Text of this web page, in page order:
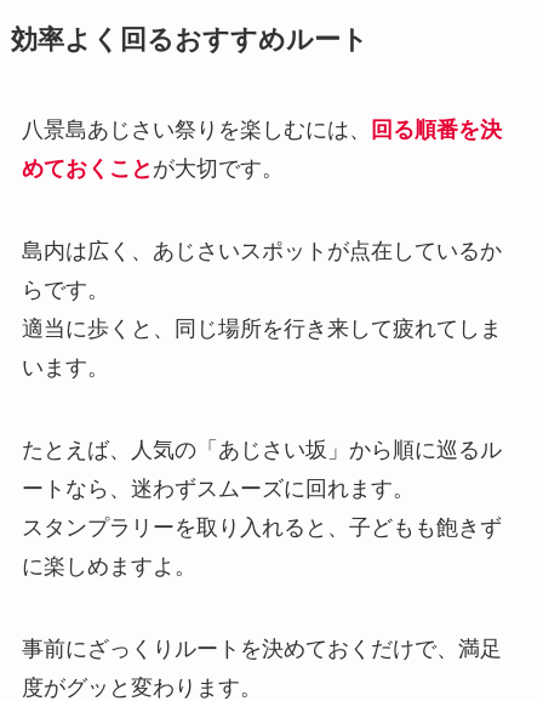
効率よく回るおすすめルート
八景島あじさい祭りを楽しむには、
回る順番を決
めておくこと が大切です。
島内は広く、あじさいスポットが点在しているか
らです。
適当に歩くと、同じ場所を行き来して疲れてしま
います。
たとえば、人気の「あじさい坂」から順に巡るル
ートなら、迷わずスムーズに回れます。
スタンプラリーを取り入れると、子どもも飽きず
に楽しめますよ。
事前にざっくりルートを決めておくだけで、満足
度がグッと変わります。